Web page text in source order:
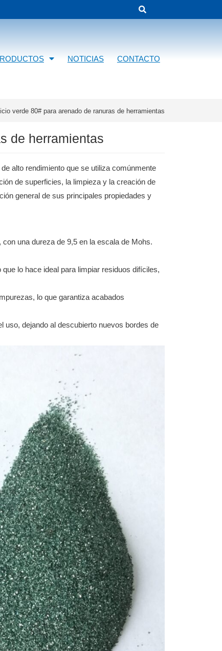
NOTICIAS CONTACTO
verde 80# para arenado de ranuras de herramientas
de herramientas
alto rendimiento que se utiliza comúnmente
de superficies, la limpieza y la creación de
general de sus principales propiedades y
una dureza de 9,5 en la escala de Mohs.
lo hace ideal para limpiar residuos difíciles,
lo que garantiza acabados
dejando al descubierto nuevos bordes de